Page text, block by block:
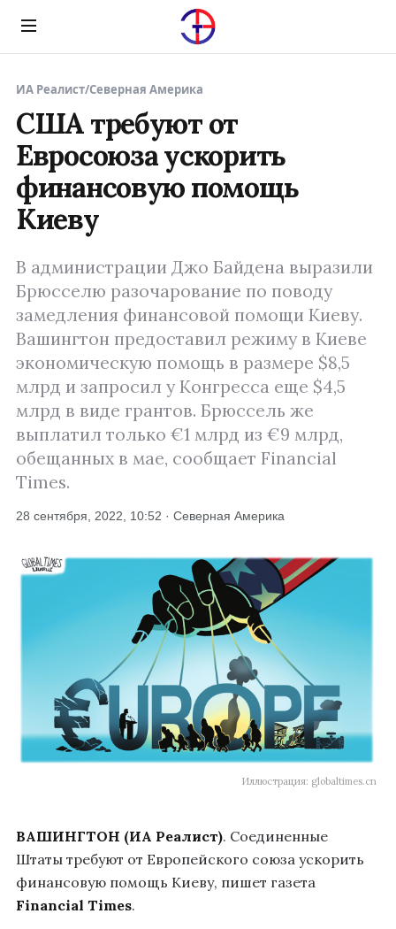
Menu
ИА Реалист/Северная Америка
США требуют от
Евросоюза ускорить
финансовую помощь
Киеву
В администрации Джо Байдена выразили
Брюсселю разочарование по поводу
замедления финансовой помощи Киеву.
Вашингтон предоставил режиму в Киеве
экономическую помощь в размере $8,5
млрд и запросил у Конгресса еще $4,5
млрд в виде грантов. Брюссель же
выплатил только €1 млрд из €9 млрд,
обещанных в мае, сообщает Financial
Times.
28 сентября, 2022, 10:52 · Северная Америка
Иллюстрация: globaltimes.cn
ВАШИНГТОН (ИА Реалист). Соединенные
Штаты требуют от Европейского союза ускорить
финансовую помощь Киеву, пишет газета
Financial Times.